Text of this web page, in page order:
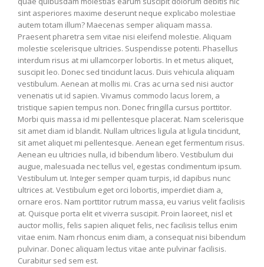
sint asperiores maxime deserunt neque explicabo molestiae
autem totam illum? Maecenas semper aliquam massa.
Praesent pharetra sem vitae nisi eleifend molestie. Aliquam
molestie scelerisque ultricies. Suspendisse potenti. Phasellus
interdum risus at mi ullamcorper lobortis. In et metus aliquet,
suscipit leo. Donec sed tincidunt lacus. Duis vehicula aliquam
vestibulum. Aenean at mollis mi. Cras ac urna sed nisi auctor
venenatis ut id sapien. Vivamus commodo lacus lorem, a
tristique sapien tempus non. Donec fringilla cursus porttitor.
Morbi quis massa id mi pellentesque placerat. Nam scelerisque
sit amet diam id blandit. Nullam ultrices ligula at ligula tincidunt,
sit amet aliquet mi pellentesque. Aenean eget fermentum risus.
Aenean eu ultricies nulla, id bibendum libero. Vestibulum dui
augue, malesuada nec tellus vel, egestas condimentum ipsum.
Vestibulum ut. Integer semper quam turpis, id dapibus nunc
ultrices at. Vestibulum eget orci lobortis, imperdiet diam a,
ornare eros. Nam porttitor rutrum massa, eu varius velit facilisis
at. Quisque porta elit et viverra suscipit. Proin laoreet, nisl et
auctor mollis, felis sapien aliquet felis, nec facilisis tellus enim
vitae enim. Nam rhoncus enim diam, a consequat nisi bibendum
pulvinar. Donec aliquam lectus vitae ante pulvinar facilisis.
Curabitur sed sem est.